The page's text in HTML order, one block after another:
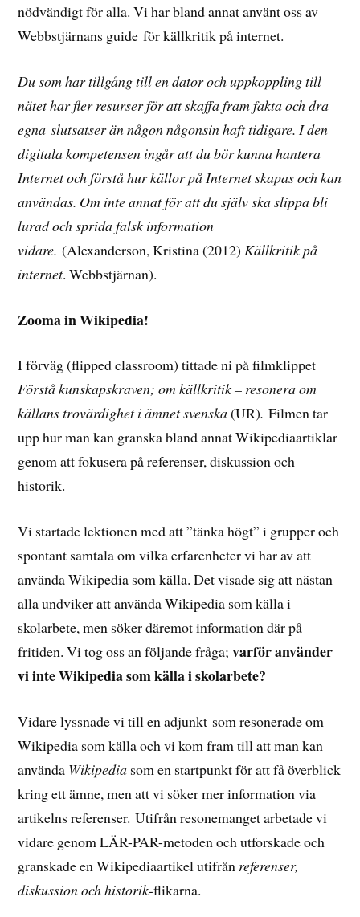
nödvändigt för alla. Vi har bland annat använt oss av
Webbstjärnans guide för källkritik på internet.
Du som har tillgång till en dator och uppkoppling till
nätet har fler resurser för att skaffa fram fakta och dra
egna slutsatser än någon någonsin haft tidigare. I den
digitala kompetensen ingår att du bör kunna hantera
Internet och förstå hur källor på Internet skapas och kan
användas. Om inte annat för att du själv ska slippa bli
lurad och sprida falsk information
vidare.(Alexanderson, Kristina (2012) Källkritik på
internet. Webbstjärnan).
Zooma in Wikipedia!
I förväg (flipped classroom) tittade ni på filmklippet
Förstå kunskapskraven; om källkritik – resonera om
källans trovärdighet i ämnet svenska(UR).Filmen tar
upp hur man kan granska bland annat Wikipediaartiklar
genom att fokusera på referenser, diskussion och
historik.
Vi startade lektionen med att ”tänka högt” i grupper och
spontant samtala om vilka erfarenheter vi har av att
använda Wikipedia som källa. Det visade sig att nästan
alla undviker att använda Wikipedia som källa i
skolarbete, men söker däremot information där på
fritiden. Vi tog oss an följande fråga;varför använder
vi inte Wikipedia som källa i skolarbete?
Vidare lyssnade vi till en adjunkt som resonerade om
Wikipedia som källa och vi kom fram till att man kan
använda Wikipedia som en startpunkt för att få överblick
kring ett ämne, men att vi söker mer information via
artikelns referenser. Utifrån resonemanget arbetade vi
vidare genom LÄR-PAR-metoden och utforskade och
granskade en Wikipediaartikel utifrån referenser,
diskussion och historik-flikarna.